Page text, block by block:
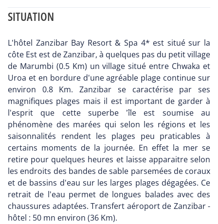
SITUATION
L'hôtel Zanzibar Bay Resort & Spa 4* est situé sur la
côte Est est de Zanzibar, à quelques pas du petit village
de Marumbi (0.5 Km) un village situé entre Chwaka et
Uroa et en bordure d'une agréable plage continue sur
environ 0.8 Km. Zanzibar se caractérise par ses
magnifiques plages mais il est important de garder à
l'esprit que cette superbe 'île est soumise au
phénomène des marées qui selon les régions et les
saisonnalités rendent les plages peu praticables à
certains moments de la journée. En effet la mer se
retire pour quelques heures et laisse apparaitre selon
les endroits des bandes de sable parsemées de coraux
et de bassins d'eau sur les larges plages dégagées. Ce
retrait de l'eau permet de longues balades avec des
chaussures adaptées. Transfert aéroport de Zanzibar -
hôtel : 50 mn environ (36 Km).